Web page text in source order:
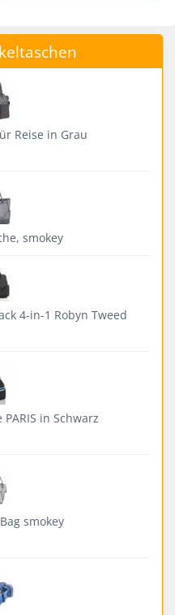
Reise in Grau
smokey
4-in-1 Robyn Tweed
in Schwarz
smokey